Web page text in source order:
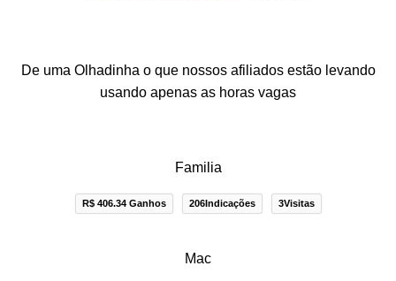
De uma Olhadinha o que nossos afiliados estão levando
usando apenas as horas vagas
Familia
R$ 406.34 Ganhos 206Indicações 3Visitas
Mac